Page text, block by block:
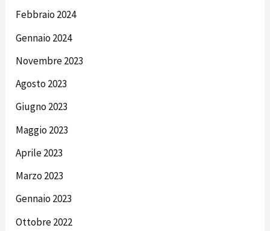
Febbraio 2024
Gennaio 2024
Novembre 2023
Agosto 2023
Giugno 2023
Maggio 2023
Aprile 2023
Marzo 2023
Gennaio 2023
Ottobre 2022